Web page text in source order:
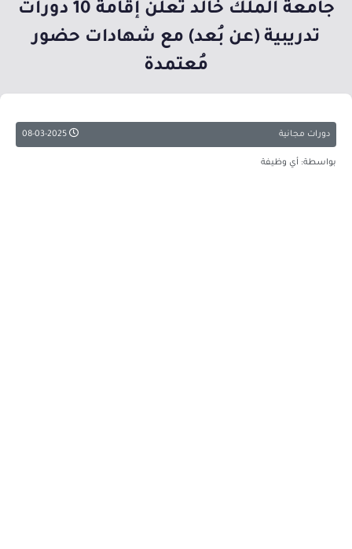
جامعة الملك خالد تعلن إقامة 10 دورات
تدريبية (عن بُعد) مع شهادات حضور
مُعتمدة
دورات مجانية
بواسطة: أي وظيفة